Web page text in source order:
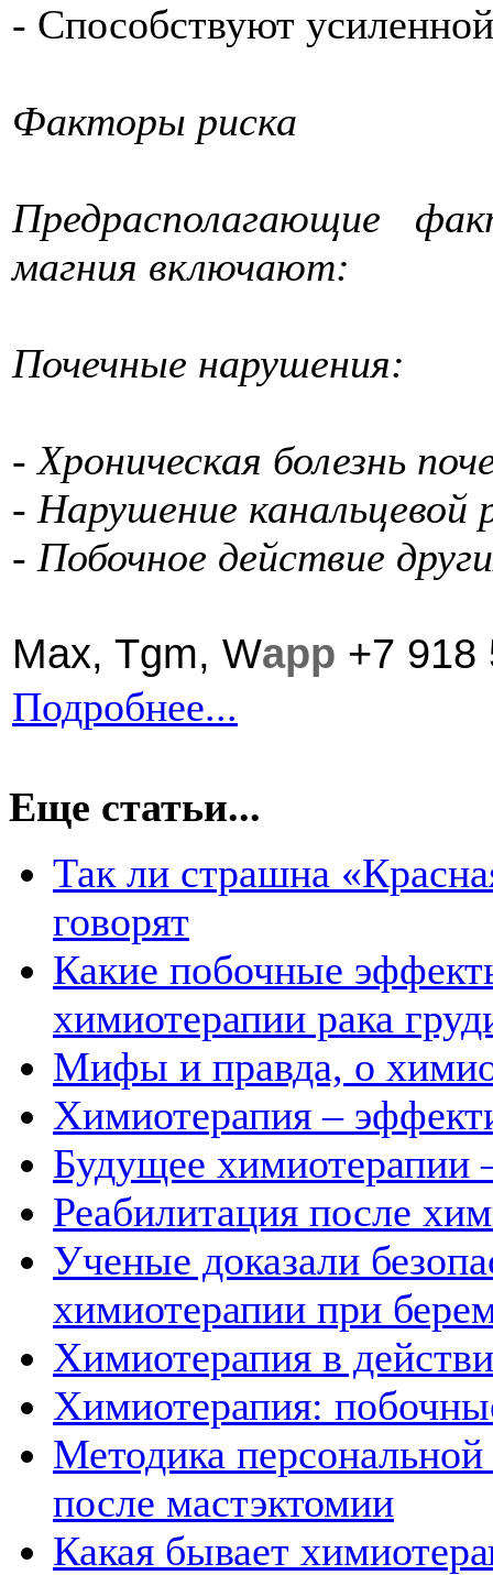
- Способствуют
Факторы риска
Предрасполагающие
магния включают:
Почечные нарушения:
- Хроническая болезнь
- Нарушение канальцевой
- Побочное действие
Max, Tgm, Wapp +7 918
Подробнее...
Еще статьи...
Так ли страшна
говорят
Какие побочные
химиотерапии рака
Мифы и правда, о
Химиотерапия –
Будущее химиотерапии
Реабилитация после
Ученые доказали
химиотерапии при
Химиотерапия в
Химиотерапия:
Методика
после мастэктомии
Какая бывает